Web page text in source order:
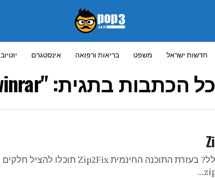
חדשות ישראל משפט בריאות ורפואה אינסטגרם יוטיוב
כל הכתבות בתגית: "winrar"
יש לכם קובץ zip פגום עם מידע חשוב שלא נפתח כלל? בעזרת התוכנה החינמית Zip2Fix תוכלו להציל חלקים